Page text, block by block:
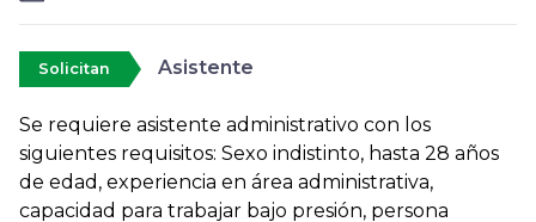
Solicitan Asistente
Se requiere asistente administrativo con los
siguientes requisitos: Sexo indistinto, hasta 28 años
de edad, experiencia en área administrativa,
capacidad para trabajar bajo presión, persona